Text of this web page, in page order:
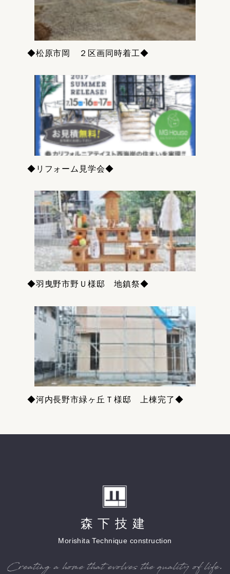
◆松原市岡 ２区画同時着工◆
◆リフォーム見学会◆
◆羽曳野市野Ｕ様邸 地鎮祭◆
◆河内長野市緑ヶ丘Ｔ様邸 上棟完了◆
森下技建
Morishita Technique construction